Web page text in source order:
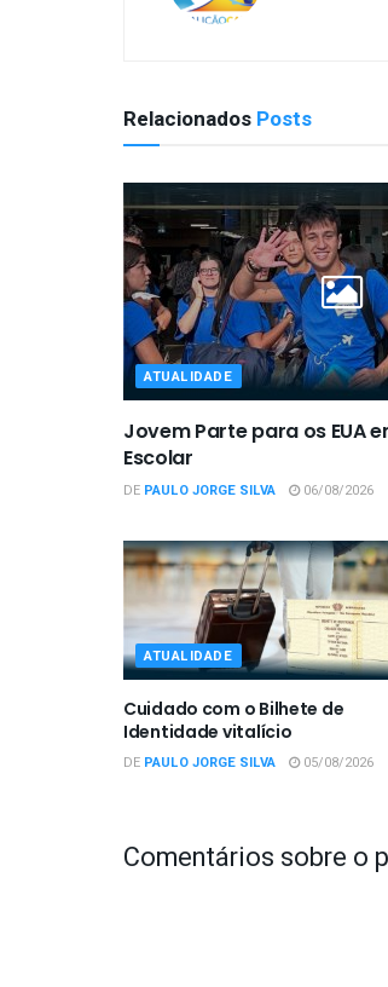
Relacionados Posts
ATUALIDADE
Jovem Parte para os EUA
Escolar
DE PAULO JORGE SILVA 06/08/2026
ATUALIDADE
Cuidado com o Bilhete de
Identidade vitalício
DE PAULO JORGE SILVA 05/08/2026
Comentários sobre o